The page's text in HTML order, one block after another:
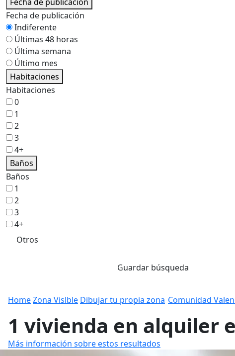
Fecha de publicación
Indiferente
Últimas 48 horas
Última semana
Último mes
Habitaciones
Habitaciones
0
1
2
3
4+
Baños
Baños
1
2
3
4+
Otros
Guardar búsqueda
HomeZona Vislble Dibujar tu propia zona Comunidad
1 vivienda en alquiler
Más información sobre estos resultados